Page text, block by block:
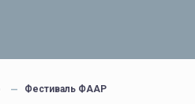
Фестиваль ФААР